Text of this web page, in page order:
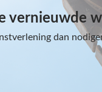
vernieuwde
dan